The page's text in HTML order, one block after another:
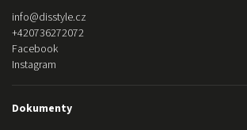
info@disstyle.cz
+420736272072
Facebook
Instagram
Dokumenty